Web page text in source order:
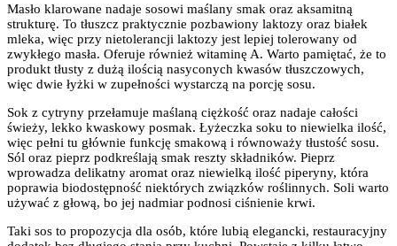
Masło klarowane nadaje sosowi maślany smak oraz aksamitną
strukturę. To tłuszcz praktycznie pozbawiony laktozy oraz białek
mleka, więc przy nietolerancji laktozy jest lepiej tolerowany od
zwykłego masła. Oferuje również witaminę A. Warto pamiętać, że to
produkt tłusty z dużą ilością nasyconych kwasów tłuszczowych,
więc dwie łyżki w zupełności wystarczą na porcję sosu.
Sok z cytryny przełamuje maślaną ciężkość oraz nadaje całości
świeży, lekko kwaskowy posmak. Łyżeczka soku to niewielka ilość,
więc pełni tu głównie funkcję smakową i równoważy tłustość sosu.
Sól oraz pieprz podkreślają smak reszty składników. Pieprz
wprowadza delikatny aromat oraz niewielką ilość piperyny, która
poprawia biodostępność niektórych związków roślinnych. Soli warto
używać z głową, bo jej nadmiar podnosi ciśnienie krwi.
Taki sos to propozycja dla osób, które lubią elegancki, restauracyjny